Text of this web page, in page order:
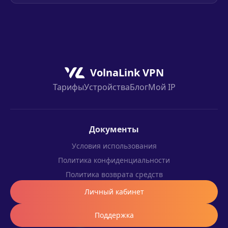
VolnaLink VPN
ТарифыУстройстваБлогМой IP
Документы
Условия использования
Политика конфиденциальности
Политика возврата средств
Личный кабинет
Поддержка